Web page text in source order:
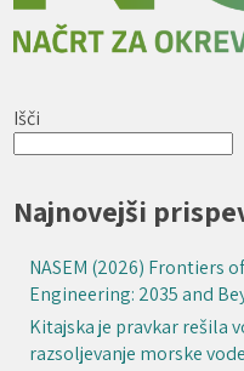
Išči
Najnovejši
NASEM (2026) Frontiers
Engineering: 2035 and
Kitajska je pravkar rešila
razsoljevanje morske